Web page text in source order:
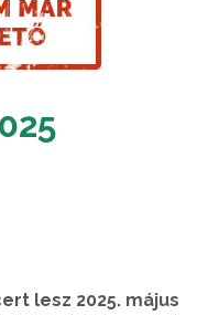
lesz 2025. május